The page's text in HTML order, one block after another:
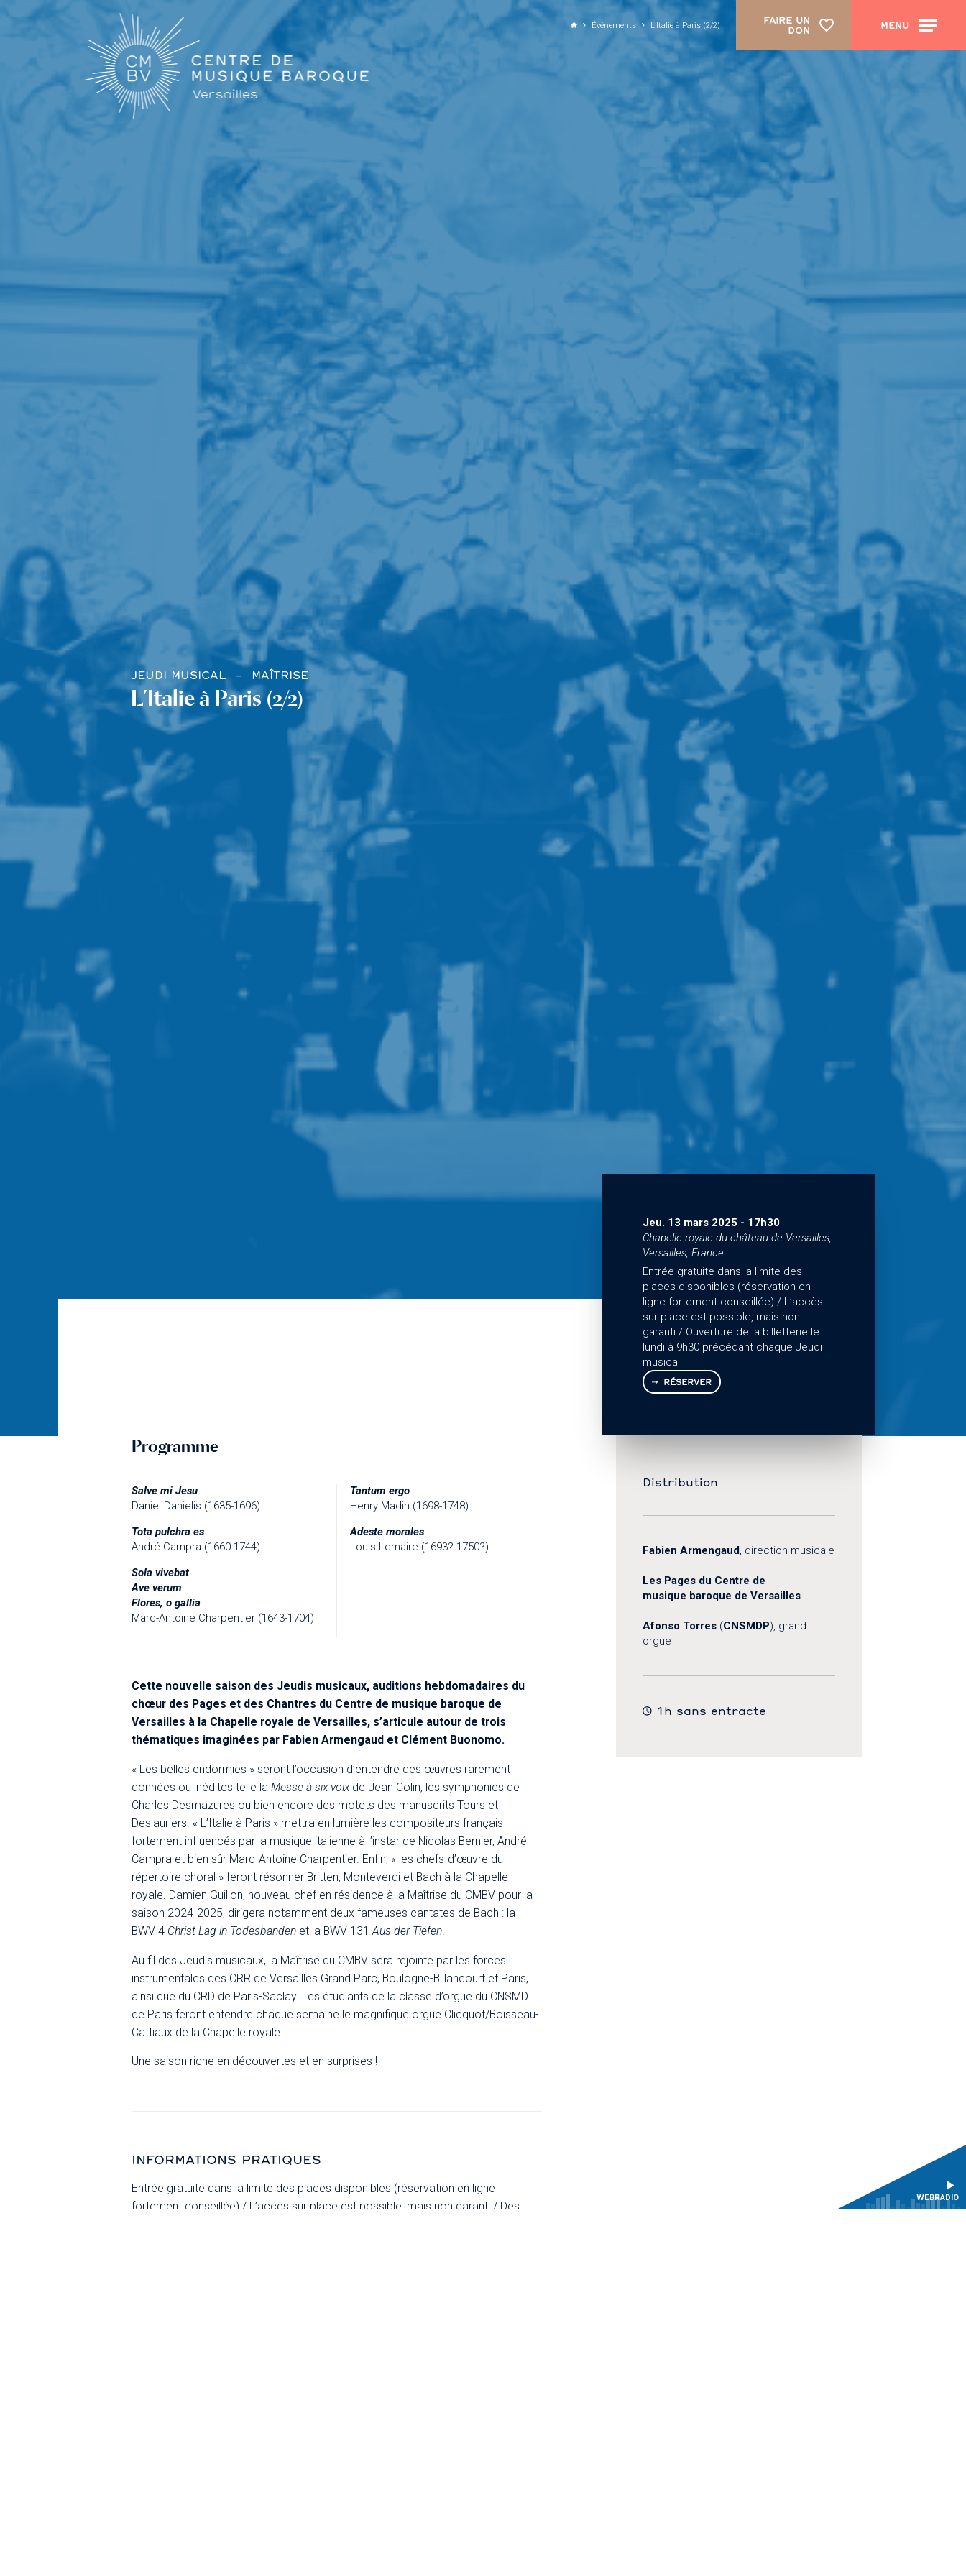
ALLER AU CONTENU PRINCIPAL
Événements L’Italie à Paris (2/2)
JEUDI MUSICAL MAÎTRISE
L’Italie à Paris (2/2)
Programme
Salve mi Jesu
Daniel Danielis (1635-1696)
Tota pulchra es
André Campra (1660-1744)
Sola vivebat
Ave verum
Flores, o gallia
Marc-Antoine Charpentier (1643-1704)
Tantum ergo
Henry Madin (1698-1748)
Adeste morales
Louis Lemaire (1693?-1750?)
Cette nouvelle saison des Jeudis musicaux, auditions hebdomadaires du
chœur des Pages et des Chantres du Centre de musique baroque de
Versailles à la Chapelle royale de Versailles, s’articule autour de trois
thématiques imaginées par Fabien Armengaud et Clément Buonomo.​
« Les belles endormies » seront l’occasion d’entendre des œuvres rarement
données ou inédites telle laMesse à six voixde Jean Colin, les symphonies de
Charles Desmazures ou bien encore des motets des manuscrits Tours et
Deslauriers. « L’Italie à Paris » mettra en lumière les compositeurs français
fortement influencés par la musique italienne à l’instar de Nicolas Bernier, André
Campra et bien sûr Marc-Antoine Charpentier. Enfin, « les chefs-d’œuvre du
répertoire choral » feront résonner Britten, Monteverdi et Bach à la Chapelle
royale. Damien Guillon, nouveau chef en résidence à la Maîtrise du CMBV pour la
saison 2024-2025, dirigera notamment deux fameuses cantates de Bach : la
BWV 4 Christ Lag in Todesbanden et la BWV 131 Aus der Tiefen
Au fil des Jeudis musicaux, la Maîtrise du CMBV sera rejointe par les forces
instrumentales des CRR de Versailles Grand Parc, Boulogne-Billancourt et Paris,
ainsi que du CRD de Paris-Saclay. Les étudiants de la classe d’orgue du CNSMD
de Paris feront entendre chaque semaine le magnifique orgue Clicquot/Boisseau-
Cattiaux de la Chapelle royale.
Une saison riche en découvertes et en surprises !
INFORMATIONS PRATIQUES
Entrée gratuite dans la limite des places disponibles (réservation en ligne
fortement conseillée) / L’accès sur place est possible, mais non garanti / Des
Jeu. 13 mars 2025 - 17h30
Chapelle royale du château de Versailles,
Versailles, France
Entrée gratuite dans la limite des
places disponibles (réservation en
ligne fortement conseillée) / L’accès
sur place est possible, mais non
garanti / Ouverture de la billetterie le
lundi à 9h30 précédant chaque Jeudi
musical
RÉSERVER
Distribution
Fabien Armengaud, direction musicale
Les Pages du Centre de
musique baroque de Versailles
Afonso Torres (CNSMDP), grand
orgue
1h sans entracte
WEBRADIO
FAIRE UN
DON
MENU